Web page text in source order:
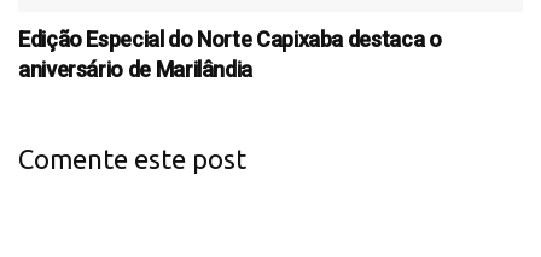
Edição Especial do Norte Capixaba destaca o
aniversário de Marilândia
Comente este post